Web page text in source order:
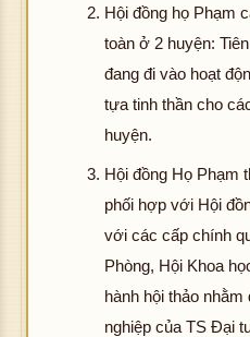
Hội đồng họ Phạm
toàn ở 2 huyện:
đang đi vào hoạt
tựa tinh thần cho
huyện.
Hội đồng Họ Phạm
phối hợp với Hội
với các cấp chính
Phòng, Hội Khoa
hành hội thảo
nghiệp của TS Đại